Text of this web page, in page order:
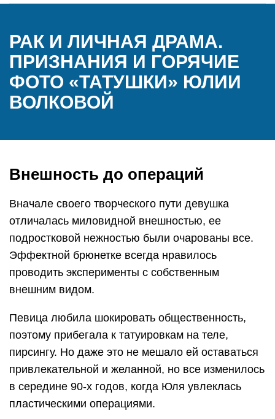
РАК И ЛИЧНАЯ ДРАМА.
ПРИЗНАНИЯ И ГОРЯЧИЕ
ФОТО «ТАТУШКИ» ЮЛИИ
ВОЛКОВОЙ
Внешность до операций
Вначале своего творческого пути девушка
отличалась миловидной внешностью, ее
подростковой нежностью были очарованы все.
Эффектной брюнетке всегда нравилось
проводить эксперименты с собственным
внешним видом.
Певица любила шокировать общественность,
поэтому прибегала к татуировкам на теле,
пирсингу. Но даже это не мешало ей оставаться
привлекательной и желанной, но все изменилось
в середине 90-х годов, когда Юля увлеклась
пластическими операциями.